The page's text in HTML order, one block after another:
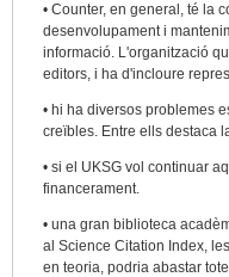
• Counter, en general, té la
desenvolupament i
informació. L'organització
editors, i ha d'incloure
• hi ha diversos problemes
creïbles. Entre ells destaca
• si el UKSG vol continuar
financerament.
• una gran biblioteca
al Science Citation Index,
en teoria, podria abastar